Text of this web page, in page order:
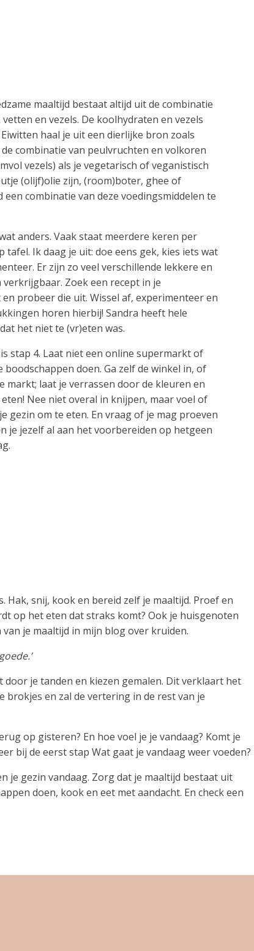
maaltijd bestaat altijd uit de combinatie
en vezels. De koolhydraten en vezels
haal je uit een dierlijke bron zoals
de combinatie van peulvruchten en volkoren
vezels) als je vegetarisch of veganistisch
(olijf)olie zijn, (room)boter, ghee of
combinatie van deze voedingsmiddelen te
anders. Vaak staat meerdere keren per
tafel. Ik daag je uit: doe eens gek, kies iets wat
Er zijn zo veel verschillende lekkere en
Zoek een recept in je
probeer die uit. Wissel af, experimenteer en
horen hierbij! Sandra heeft hele
het niet te (vr)eten was.
stap 4. Laat niet een online supermarkt of
boodschappen doen. Ga zelf de winkel in, of
markt; laat je verrassen door de kleuren en
Nee niet overal in knijpen, maar voel of
gezin om te eten. En vraag of je mag proeven
je jezelf al aan het voorbereiden op hetgeen
snij, kook en bereid zelf je maaltijd. Proef en
op het eten dat straks komt? Ook je huisgenoten
je maaltijd in mijn blog over kruiden.
door je tanden en kiezen gemalen. Dit verklaart het
en zal de vertering in de rest van je
op gisteren? En hoe voel je je vandaag? Komt je
bij de eerst stap Wat gaat je vandaag weer voeden?
je gezin vandaag. Zorg dat je maaltijd bestaat uit
doen, kook en eet met aandacht. En check een